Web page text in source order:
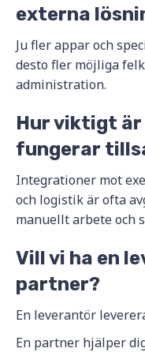
externa
Ju fler appar och
desto fler möjliga
administration.
Hur viktigt
fungerar
Integrationer mot
och logistik är ofta
manuellt arbete och
Vill vi ha en
partner?
En leverantör
En partner hjälper